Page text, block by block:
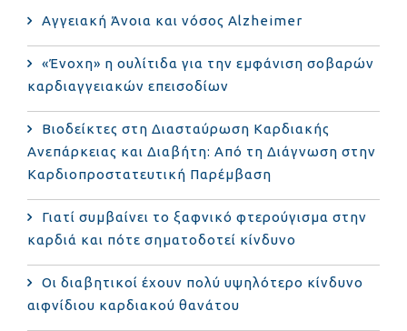
Αγγειακή Άνοια και νόσος Alzheimer
«Ένοχη» η ουλίτιδα για την εμφάνιση σοβαρών
καρδιαγγειακών επεισοδίων
Βιοδείκτες στη Διασταύρωση Καρδιακής
Ανεπάρκειας και Διαβήτη: Από τη Διάγνωση στην
Καρδιοπροστατευτική Παρέμβαση
Γιατί συμβαίνει το ξαφνικό φτερούγισμα στην
καρδιά και πότε σηματοδοτεί κίνδυνο
Οι διαβητικοί έχουν πολύ υψηλότερο κίνδυνο
αιφνίδιου καρδιακού θανάτου